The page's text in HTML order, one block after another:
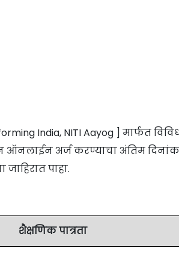
India, NITI Aayog ] मार्फत
ऑनलाईन अर्ज करण्याचा अंतिम
पाहा.
शैक्षणिक पात्रता